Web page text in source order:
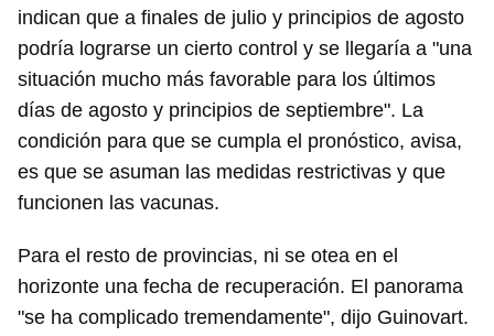
indican que a finales de julio y principios de agosto
podría lograrse un cierto control y se llegaría a "una
situación mucho más favorable para los últimos
días de agosto y principios de septiembre". La
condición para que se cumpla el pronóstico, avisa,
es que se asuman las medidas restrictivas y que
funcionen las vacunas.
Para el resto de provincias, ni se otea en el
horizonte una fecha de recuperación. El panorama
"se ha complicado tremendamente", dijo Guinovart.